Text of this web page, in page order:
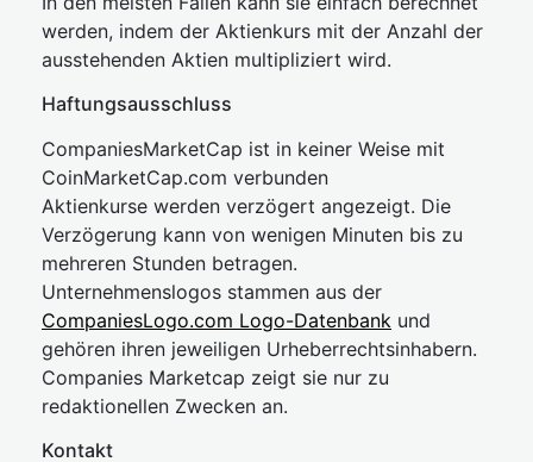
werden, indem der Aktienkurs mit der Anzahl der
ausstehenden Aktien multipliziert wird.
Haftungsausschluss
CompaniesMarketCap ist in keiner Weise mit
CoinMarketCap.com verbunden
Aktienkurse werden verzögert angezeigt. Die
Verzögerung kann von wenigen Minuten bis zu
mehreren Stunden betragen.
Unternehmenslogos stammen aus der
CompaniesLogo.com Logo-Datenbank und
gehören ihren jeweiligen Urheberrechtsinhabern.
Companies Marketcap zeigt sie nur zu
redaktionellen Zwecken an.
Kontakt